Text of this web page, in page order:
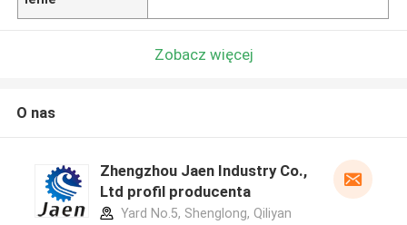
Zobacz więcej
O nas
Zhengzhou Jaen Industry Co.,
Ltd profil producenta
Yard No.5, Shenglong, Qiliyan